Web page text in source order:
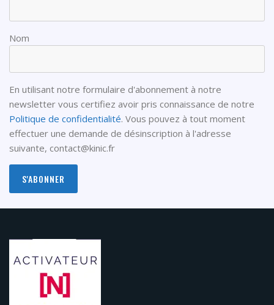
Nom
En utilisant notre formulaire d'abonnement à notre
newsletter vous certifiez avoir pris connaissance de notre
Politique de confidentialité. Vous pouvez à tout moment
effectuer une demande de désinscription à l'adresse
suivante, contact@kinic.fr